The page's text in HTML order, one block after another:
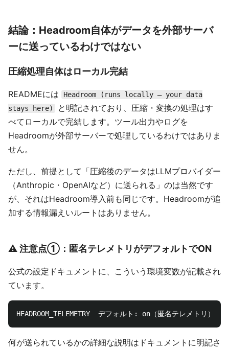
結論：Headroom自体がデータを外部サーバ
ーに送っているわけではない
圧縮処理自体はローカル完結
READMEには
Headroom (runs locally — your data
stays here)
と明記されており、圧縮・変換の処理はす
べてローカルで完結します。ツール出力やログを
Headroomが外部サーバーで処理しているわけではありま
せん。
ただし、前提として「圧縮後のデータはLLMプロバイダー
（Anthropic・OpenAIなど）に送られる」のは当然です
が、それはHeadroom導入前も同じです。Headroomが追
加する情報漏えいルートはありません。
⚠️ 注意点①：匿名テレメトリがデフォルトでON
公式の設定ドキュメントに、こういう環境変数が記載され
ています。
何が送られているかの詳細な説明はドキュメントに明記さ